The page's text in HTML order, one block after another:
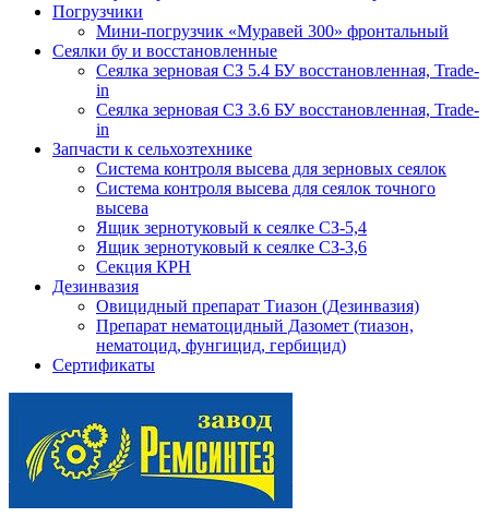
Погрузчики
Мини-погрузчик «Муравей 300» фронтальный
Сеялки бу и восстановленные
Сеялка зерновая СЗ 5.4 БУ восстановленная, Trade-
in
Сеялка зерновая СЗ 3.6 БУ восстановленная, Trade-
in
Запчасти к сельхозтехнике
Система контроля высева для зерновых сеялок
Система контроля высева для сеялок точного
высева
Ящик зернотуковый к сеялке СЗ-5,4
Ящик зернотуковый к сеялке СЗ-3,6
Секция КРН
Дезинвазия
Овицидный препарат Тиазон (Дезинвазия)
Препарат нематоцидный Дазомет (тиазон,
нематоцид, фунгицид, гербицид)
Сертификаты